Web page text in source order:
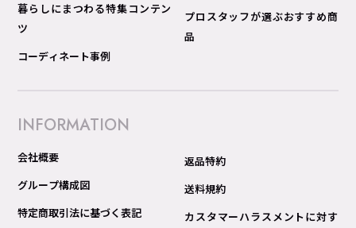
暮らしにまつわる特集コンテン
ツ
コーディネート事例
プロスタッフが選ぶおすすめ商
品
INFORMATION
会社概要
グループ構成図
特定商取引法に基づく表記
返品特約
送料規約
カスタマーハラスメントに対す